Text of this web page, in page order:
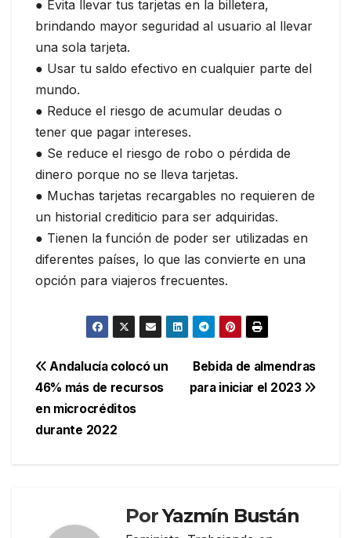
● Evita llevar tus tarjetas en la billetera,
brindando mayor seguridad al usuario al llevar
una sola tarjeta.
● Usar tu saldo efectivo en cualquier parte del
mundo.
● Reduce el riesgo de acumular deudas o
tener que pagar intereses.
● Se reduce el riesgo de robo o pérdida de
dinero porque no se lleva tarjetas.
● Muchas tarjetas recargables no requieren de
un historial crediticio para ser adquiridas.
● Tienen la función de poder ser utilizadas en
diferentes países, lo que las convierte en una
opción para viajeros frecuentes.
Navegación
de
entradas
Bebida de almendras
para iniciar el 2023
Andalucía colocó un
46% más de recursos
en microcréditos
durante 2022
PorYazmín Bustán